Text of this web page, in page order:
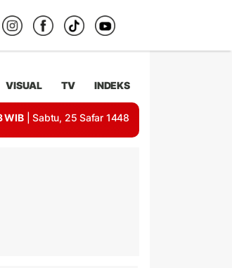
VISUAL TV INDEKS
WIB | Sabtu, 25 Safar 1448